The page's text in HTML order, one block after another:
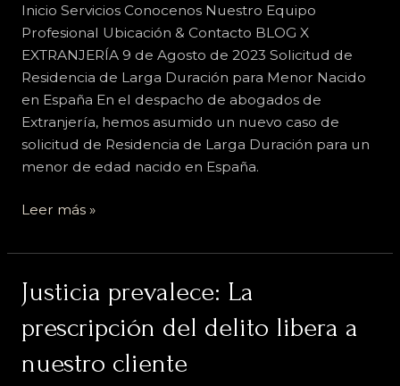
Inicio Servicios Conocenos Nuestro Equipo
Profesional Ubicación & Contacto BLOG X
EXTRANJERÍA 9 de Agosto de 2023 Solicitud de
Residencia de Larga Duración para Menor Nacido
en España En el despacho de abogados de
Extranjería, hemos asumido un nuevo caso de
solicitud de Residencia de Larga Duración para un
menor de edad nacido en España.
Caso
de
un
Menor
Nacido
en
el
País
Leer más »
Justicia prevalece: La
prescripción del delito libera a
nuestro cliente
Justicia
prevalece:
La
prescripción
del